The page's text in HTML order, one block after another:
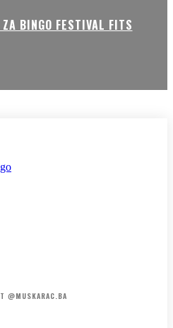
BINGO FESTIVAL FITS
@MUSKARAC.BA